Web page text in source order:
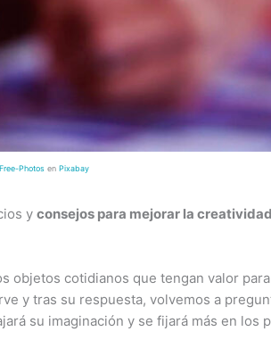
Free-Photos enPixabay
yconsejos para mejorar la
objetos cotidianos que tengan valor
y tras su respuesta, volvemos a
su imaginación y se fijará más en los